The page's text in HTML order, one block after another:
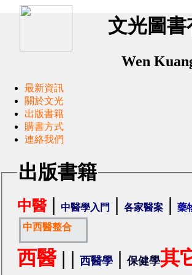
文光圖書有
Wen
最新資訊
關於文光
出版書籍
購書方式
連絡我們
出版書籍
中醫 | 中醫學入門 | 各家醫案 | 藥
中西醫整合
西醫 | | 西醫學 | 保健學其